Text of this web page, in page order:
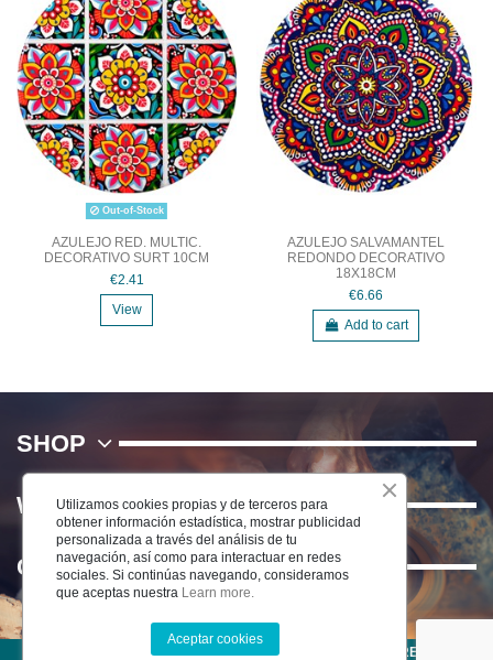
Out-of-Stock
AZULEJO RED. MULTIC.
DECORATIVO SURT 10CM
€2.41
View
AZULEJO SALVAMANTEL
REDONDO DECORATIVO
18X18CM
€6.66
Add to cart
SHOP
WE
Contact us
©2022 CERÁMICA DEL RÍO SALADO S.L . TODOS LOS DERECHOS
Utilizamos cookies propias y de terceros para
obtener información estadística, mostrar publicidad
personalizada a través del análisis de tu
navegación, así como para interactuar en redes
sociales. Si continúas navegando, consideramos
que aceptas nuestra Learn more.
Aceptar cookies